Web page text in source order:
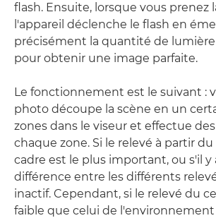
flash. Ensuite, lorsque vous prenez
l'appareil déclenche le flash en
précisément la quantité de lumière
pour obtenir une image parfaite.
Le fonctionnement est le suivant :
photo découpe la scène en un
zones dans le viseur et effectue
chaque zone. Si le relevé à partir
cadre est le plus important, ou s'il y
différence entre les différents
inactif. Cependant, si le relevé du
faible que celui de